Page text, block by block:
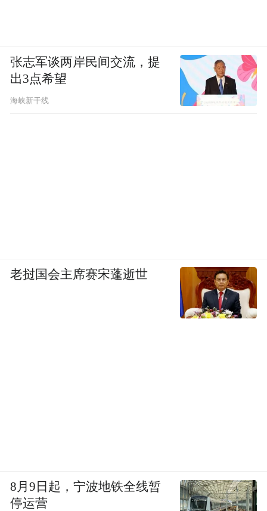
张志军谈两岸民间交流，提
出3点希望
海峡新干线
老挝国会主席赛宋蓬逝世
8月9日起，宁波地铁全线暂
停运营